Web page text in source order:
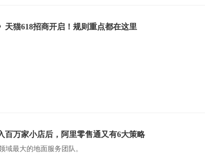
天猫618招商开启！规则重点都在这里
百万家小店后，阿里零售通又有6大策略
域最大的地面服务团队。